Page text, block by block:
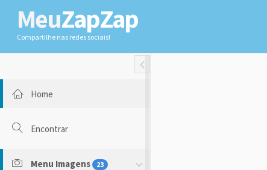
MeuZapZap
Compartilhe nas redes sociais!
Toggle Fullwidth
Home
Encontrar
Menu Imagens 23